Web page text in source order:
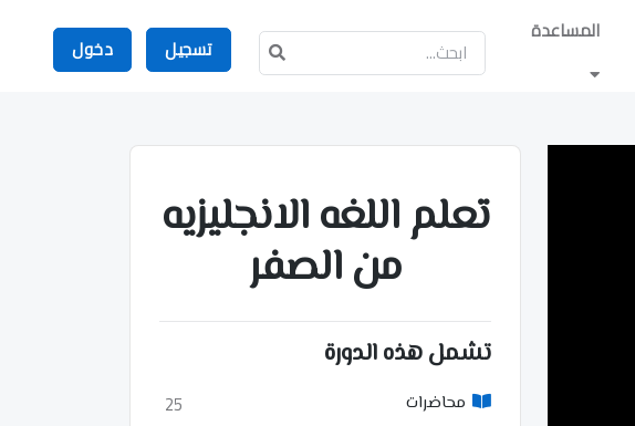
المساعدة
تسجيل دخول
تعلم اللغه الانجليزيه
من الصفر
تشمل هذه الدورة
محاضرات 25